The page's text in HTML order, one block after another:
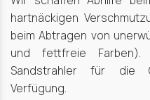
hartnäckigen
beim Abtragen von
und fettfreie
Sandstrahler für die
Verfügung.